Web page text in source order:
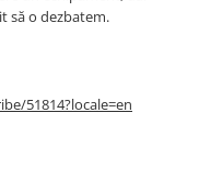
să o dezbatem.
51814?locale=en